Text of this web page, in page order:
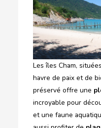
Les îles Cham,
havre de paix et de
préservé offre une
incroyable pour
et une faune